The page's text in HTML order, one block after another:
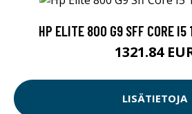
HP ELITE 800 G9 SFF CORE I5
1321.84
LISÄTIETOJA